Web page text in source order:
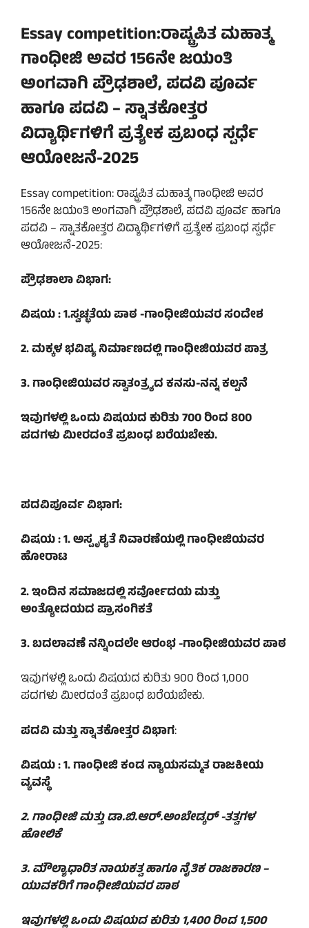
Essay competition:ರಾಷ್ಟ್ರಪಿತ ಮಹಾತ್ಮ
ಗಾಂಧೀಜಿ ಅವರ 156ನೇ ಜಯಂತಿ
ಅಂಗವಾಗಿ ಪ್ರೌಢಶಾಲೆ, ಪದವಿ ಪೂರ್ವ
ಹಾಗೂ ಪದವಿ – ಸ್ನಾತಕೋತ್ತರ
ವಿದ್ಯಾರ್ಥಿಗಳಿಗೆ ಪ್ರತ್ಯೇಕ ಪ್ರಬಂಧ ಸ್ಪರ್ಧೆ
ಆಯೋಜನೆ-2025
Essay competition: ರಾಷ್ಟ್ರಪಿತ ಮಹಾತ್ಮ ಗಾಂಧೀಜಿ ಅವರ
156ನೇ ಜಯಂತಿ ಅಂಗವಾಗಿ ಪ್ರೌಢಶಾಲೆ, ಪದವಿ ಪೂರ್ವ ಹಾಗೂ
ಪದವಿ – ಸ್ನಾತಕೋತ್ತರ ವಿದ್ಯಾರ್ಥಿಗಳಿಗೆ ಪ್ರತ್ಯೇಕ ಪ್ರಬಂಧ ಸ್ಪರ್ಧೆ
ಆಯೋಜನೆ-2025:
ಪ್ರೌಢಶಾಲಾ ವಿಭಾಗ:
ವಿಷಯ : 1.ಸ್ವಚ್ಛತೆಯ ಪಾಠ -ಗಾಂಧೀಜಿಯವರ ಸ೦ದೇಶ
2. ಮಕ್ಕಳ ಭವಿಷ್ಯ ನಿರ್ಮಾಣದಲ್ಲಿ ಗಾಂಧೀಜಿಯವರ ಪಾತ್ರ
3. ಗಾಂಧೀಜಿಯವರ ಸ್ವಾತಂತ್ರ್ಯದ ಕನಸು-ನನ್ನ ಕಲ್ಪನೆ
ಇವುಗಳಲ್ಲಿ ಒಂದು ವಿಷಯದ ಕುರಿತು 700 ರಿಂದ 800
ಪದಗಳು ಮೀರದಂತೆ ಪ್ರಬಂಧ ಬರೆಯಬೇಕು.
ಪದವಿಪೂರ್ವ ವಿಭಾಗ:
ವಿಷಯ : 1. ಅಸ್ಪೃಶ್ಯತೆ ನಿವಾರಣೆಯಲ್ಲಿ ಗಾಂಧೀಜಿಯವರ
ಹೋರಾಟ
2. ಇಂದಿನ ಸಮಾಜದಲ್ಲಿ ಸರ್ವೋದಯ ಮತ್ತು
ಅಂತ್ಯೋದಯದ ಪ್ರಾಸಂಗಿಕತೆ
3. ಬದಲಾವಣೆ ನನ್ನಿಂದಲೇ ಆರಂಭ -ಗಾಂಧೀಜಿಯವರ ಪಾಠ
ಇವುಗಳಲ್ಲಿ ಒಂದು ವಿಷಯದ ಕುರಿತು 900 ರಿಂದ 1,000
ಪದಗಳು ಮೀರದಂತೆ ಪ್ರಬಂಧ ಬರೆಯಬೇಕು.
ಪದವಿ ಮತ್ತು ಸ್ನಾತಕೋತ್ತರ ವಿಭಾಗ:
ವಿಷಯ : 1. ಗಾಂಧೀಜಿ ಕಂಡ ನ್ಯಾಯಸಮ್ಮತ ರಾಜಕೀಯ
ವ್ಯವಸ್ಥೆ
2. ಗಾಂಧೀಜಿ ಮತ್ತು ಡಾ.ಬಿ.ಆರ್.ಅಂಬೇಡ್ಕರ್ -ತತ್ವಗಳ
ಹೋಲಿಕೆ
3. ಮೌಲ್ಯಾಧಾರಿತ ನಾಯಕತ್ವ ಹಾಗೂ ನೈತಿಕ ರಾಜಕಾರಣ –
ಯುವಕರಿಗೆ ಗಾಂಧೀಜಿಯವರ ಪಾಠ
ಇವುಗಳಲ್ಲಿ ಒಂದು ವಿಷಯದ ಕುರಿತು 1,400 ರಿಂದ 1,500